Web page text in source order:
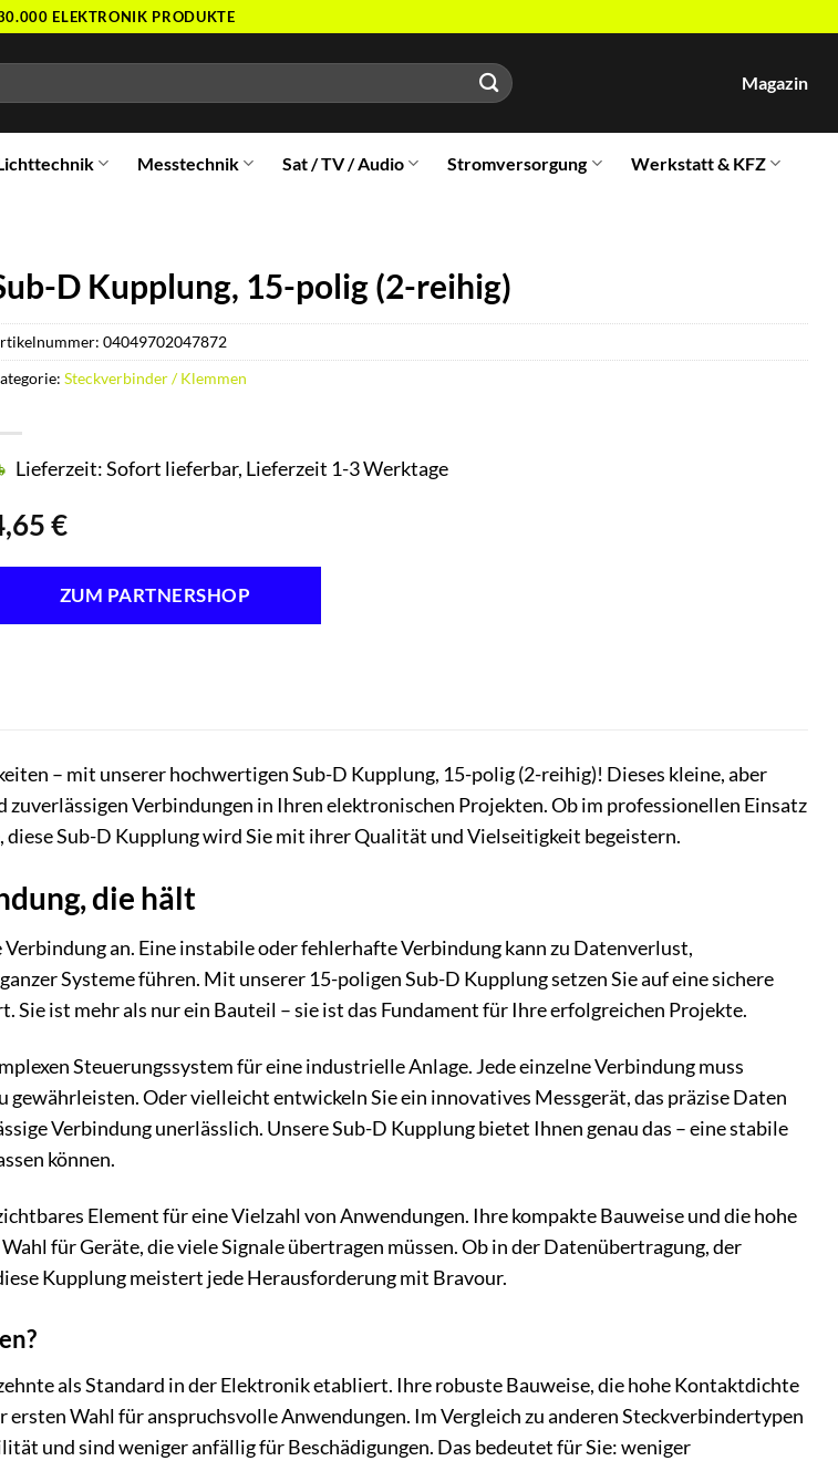
ELEKTRONIK PRODUKTE
Magazin
Messtechnik Sat / TV / Audio Stromversorgung Werkstatt & KFZ
D Kupplung, 15-polig (2-reihig)
€
Lieferzeit: Sofort lieferbar, Lieferzeit 1-3 Werktage
ZUM PARTNERSHOP
04049702047872
Steckverbinder / Klemmen
– mit unserer hochwertigen Sub-D Kupplung, 15-polig (2-reihig)! Dieses kleine, aber
zuverlässigen Verbindungen in Ihren elektronischen Projekten. Ob im professionellen Einsatz
Sub-D Kupplung wird Sie mit ihrer Qualität und Vielseitigkeit begeistern.
die hält
an. Eine instabile oder fehlerhafte Verbindung kann zu Datenverlust,
Systeme führen. Mit unserer 15-poligen Sub-D Kupplung setzen Sie auf eine sichere
Sie ist mehr als nur ein Bauteil – sie ist das Fundament für Ihre erfolgreichen Projekte.
Steuerungssystem für eine industrielle Anlage. Jede einzelne Verbindung muss
gewährleisten. Oder vielleicht entwickeln Sie ein innovatives Messgerät, das präzise Daten
Verbindung unerlässlich. Unsere Sub-D Kupplung bietet Ihnen genau das – eine stabile
können.
Element für eine Vielzahl von Anwendungen. Ihre kompakte Bauweise und die hohe
für Geräte, die viele Signale übertragen müssen. Ob in der Datenübertragung, der
Kupplung meistert jede Herausforderung mit Bravour.
als Standard in der Elektronik etabliert. Ihre robuste Bauweise, die hohe Kontaktdichte
ersten Wahl für anspruchsvolle Anwendungen. Im Vergleich zu anderen Steckverbindertypen
und sind weniger anfällig für Beschädigungen. Das bedeutet für Sie: weniger